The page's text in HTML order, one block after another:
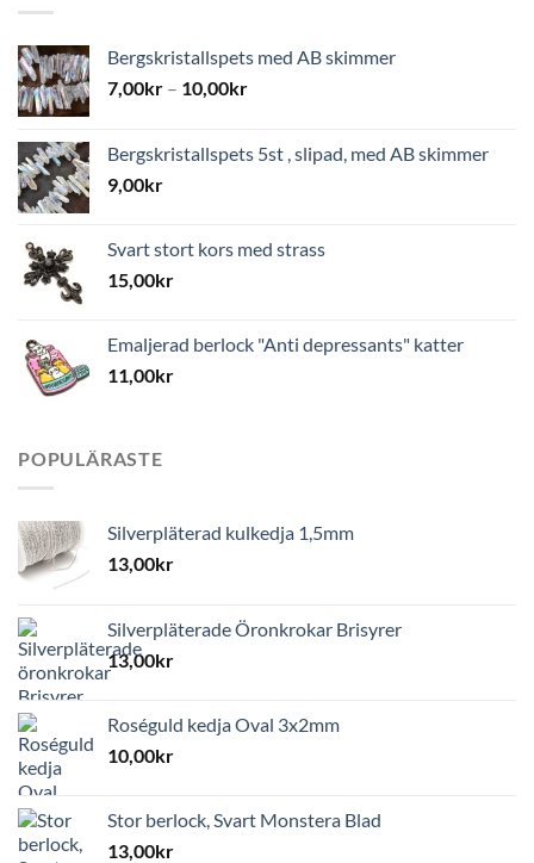
Bergskristallspets med AB skimmer
7,00kr – 10,00kr
Bergskristallspets 5st , slipad, med AB skimmer
9,00kr
Svart stort kors med strass
15,00kr
Emaljerad berlock "Anti depressants" katter
11,00kr
POPULÄRASTE
Silverpläterad kulkedja 1,5mm
13,00kr
Silverpläterade Öronkrokar Brisyrer
13,00kr
Roséguld kedja Oval 3x2mm
10,00kr
Stor berlock, Svart Monstera Blad
13,00kr